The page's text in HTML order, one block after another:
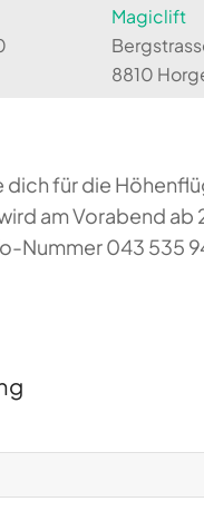
Magiclift
8810
für die
am Vorabend ab
Nummer 043 535